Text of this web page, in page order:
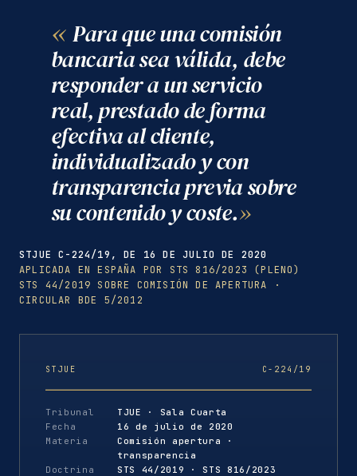
Para que una comisión
bancaria sea válida, debe
responder a un servicio
real, prestado de forma
efectiva al cliente,
individualizado y con
transparencia previa sobre
su contenido y coste.
STJUE C-224/19, DE 16 DE JULIO DE 2020
APLICADA EN ESPAÑA POR STS 816/2023 (PLENO)
STS 44/2019 SOBRE COMISIÓN DE APERTURA ·
CIRCULAR BDE 5/2012
STJUE C-224/19
Tribunal
TJUE · Sala Cuarta
Fecha
16 de julio de 2020
Materia
Comisión apertura ·
transparencia
Doctrina
STS 44/2019 · STS 816/2023